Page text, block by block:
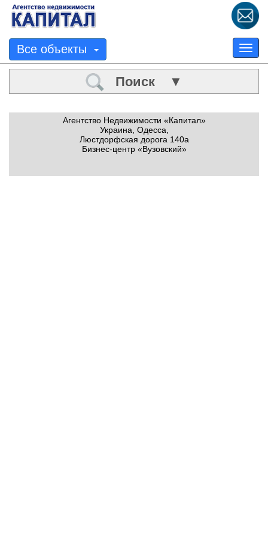
Все объекты
Поиск ▼
Агентство Недвижимости «Капитал»
Украина, Одесса,
Люстдорфская дорога 140а
Бизнес-центр «Вузовский»